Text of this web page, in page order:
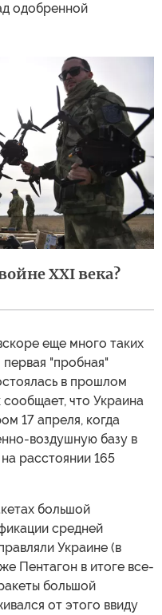
одобренной
XXI века?
еще много таких
"пробная"
в прошлом
что Украина
17 апреля, когда
воздушную базу в
расстоянии 165
большой
средней
Украине (в
Пентагон в итоге все-
большой
от этого ввиду